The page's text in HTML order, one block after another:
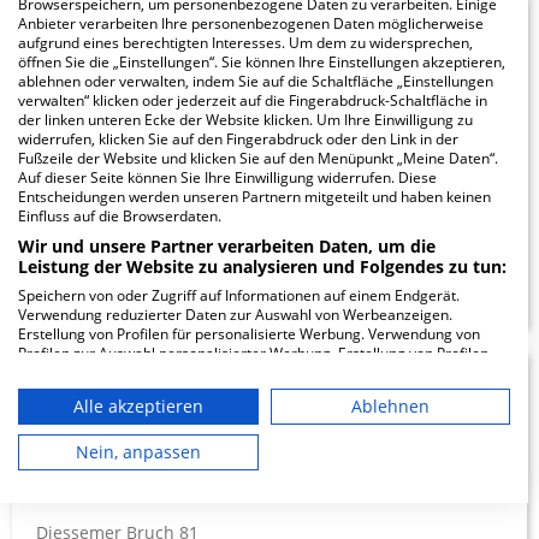
10.43
Fachklinik
360°
Rosenstraße 2
40882 Ratingen
ZUM PROFIL
13.23
Alexianer Krefeld GmbH
- Krankenhaus Maria-
Hilf
Diessemer Bruch 81
Browserspeichern, um personenbezogene Daten zu verarbeiten. Einige
Anbieter verarbeiten Ihre personenbezogenen Daten möglicherweise
aufgrund eines berechtigten Interesses. Um dem zu widersprechen,
öffnen Sie die „Einstellungen“. Sie können Ihre Einstellungen akzeptieren,
ablehnen oder verwalten, indem Sie auf die Schaltfläche „Einstellungen
verwalten“ klicken oder jederzeit auf die Fingerabdruck-Schaltfläche in
der linken unteren Ecke der Website klicken. Um Ihre Einwilligung zu
widerrufen, klicken Sie auf den Fingerabdruck oder den Link in der
Fußzeile der Website und klicken Sie auf den Menüpunkt „Meine Daten“.
Auf dieser Seite können Sie Ihre Einwilligung widerrufen. Diese
Entscheidungen werden unseren Partnern mitgeteilt und haben keinen
Einfluss auf die Browserdaten.
Wir und unsere Partner verarbeiten Daten, um die
Leistung der Website zu analysieren und Folgendes zu tun:
Speichern von oder Zugriff auf Informationen auf einem Endgerät.
Verwendung reduzierter Daten zur Auswahl von Werbeanzeigen.
Erstellung von Profilen für personalisierte Werbung. Verwendung von
Profilen zur Auswahl personalisierter Werbung. Erstellung von Profilen
personalisierter Inhalte. Messung der Werbeleistung. Messung der
Performance von Inhalten. Analyse von Zielgruppen durch Statistiken
oder Kombinationen von Daten aus verschiedenen Quellen. Entwicklung
und Verbesserung der Angebote. Verwendung reduzierter Daten zur
Auswahl von Inhalten.
Ihre Einwilligung und die cookie Richtlinie gelten ausschließlich für diese
Alle akzeptieren
Ablehnen
Nein, anpassen